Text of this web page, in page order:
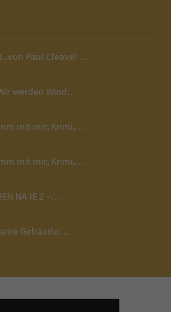
Paul Cleave! …
werden Wind…
mit mir; Krimi,…
mit mir; Krimi,…
NA IE 2 –…
Gebäude:…